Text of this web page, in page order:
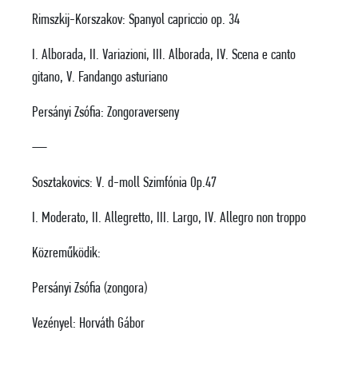
Rimszkij-Korszakov: Spanyol capriccio op. 34
I. Alborada, II. Variazioni, III. Alborada, IV. Scena e canto
gitano, V. Fandango asturiano
Persányi Zsófia: Zongoraverseny
—
Sosztakovics: V. d-moll Szimfónia Op.47
I. Moderato, II. Allegretto, III. Largo, IV. Allegro non troppo
Közreműködik:
Persányi Zsófia (zongora)
Vezényel: Horváth Gábor